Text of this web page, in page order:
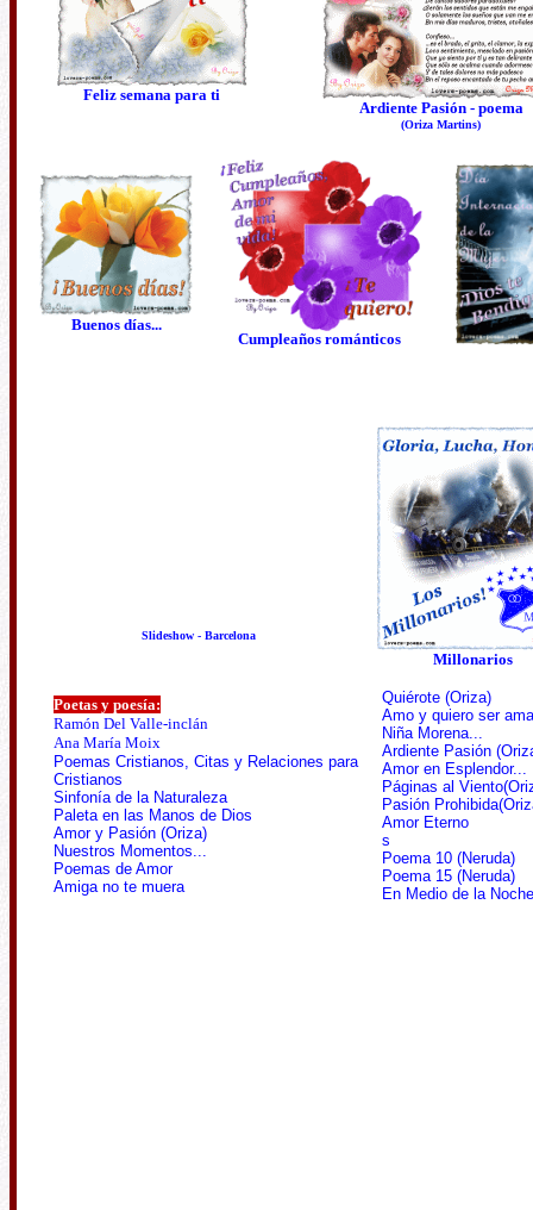
Feliz semana para ti
Ardiente Pasión - poema
(Oriza Martins)
Buenos días...
Cumpleaños románticos
Slideshow - Barcelona
Millonarios
Poetas y poesía:
Ramón Del Valle-inclán
Ana María Moix
Poemas Cristianos, Citas y Relaciones para
Cristianos
Sinfonía de la Naturaleza
Paleta en las Manos de Dios
Amor y Pasión (Oriza)
Nuestros Momentos...
Poemas de Amor
Amiga no te muera
Quiérote (Oriza)
Amo y quiero ser
Niña Morena...
Ardiente Pasión
Amor en Esplendor...
Páginas al Viento
Pasión Prohibida
Amor Eterno
s
Poema 10 (Neruda)
Poema 15 (Neruda)
En Medio de la Noche